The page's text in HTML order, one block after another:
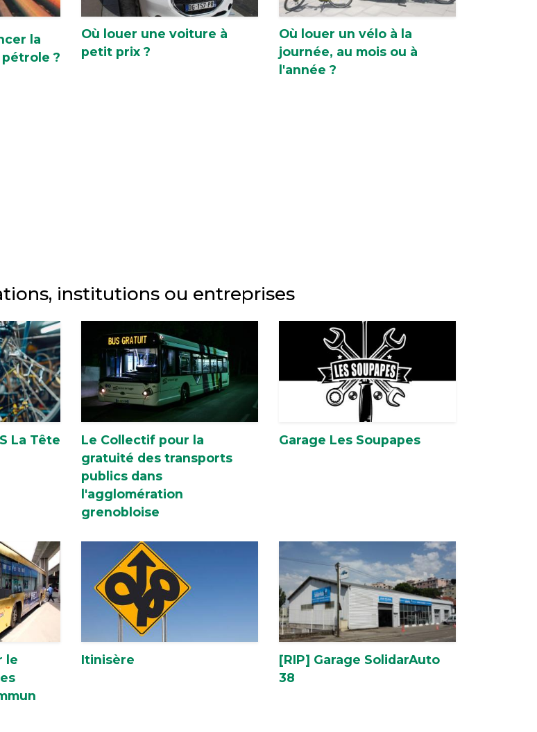
la
?
Où louer une voiture à
petit prix ?
Où louer un vélo à la
journée, au mois ou à
l'année ?
institutions ou entreprises
La Tête
Le Collectif pour la
gratuité des transports
publics dans
l'agglomération
grenobloise
Garage Les Soupapes
le
Itinisère
[RIP] Garage SolidarAuto
38